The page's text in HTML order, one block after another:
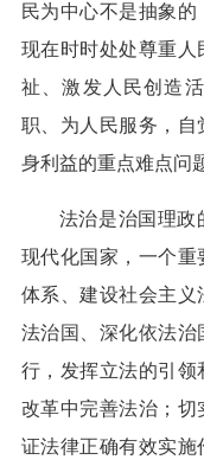
民为中心不是抽象
现在时时处处尊重
祉、激发人民创造
职、为人民服务，自
身利益的重点难点问
法治是治国理政
现代化国家，一个
体系、建设社会主
法治国、深化依法
行，发挥立法的引
改革中完善法治；
证法律正确有效实施